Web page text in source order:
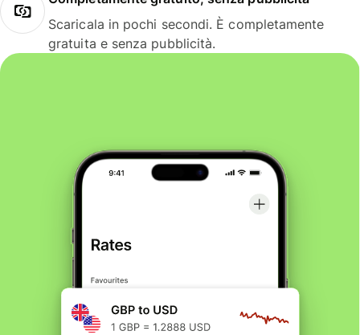
Scaricala in pochi secondi. È completamente
gratuita e senza pubblicità.